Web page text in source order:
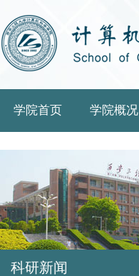
学院首页 学院概况
科研新闻